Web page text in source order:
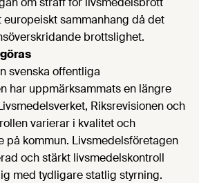
europeiskt sammanhang då det
brottslighet.
svenska offentliga
har uppmärksammats en längre
Riksrevisionen och
varierar i kvalitet och
på kommun. Livsmedelsföretagen
och stärkt livsmedelskontroll
med tydligare statlig styrning.